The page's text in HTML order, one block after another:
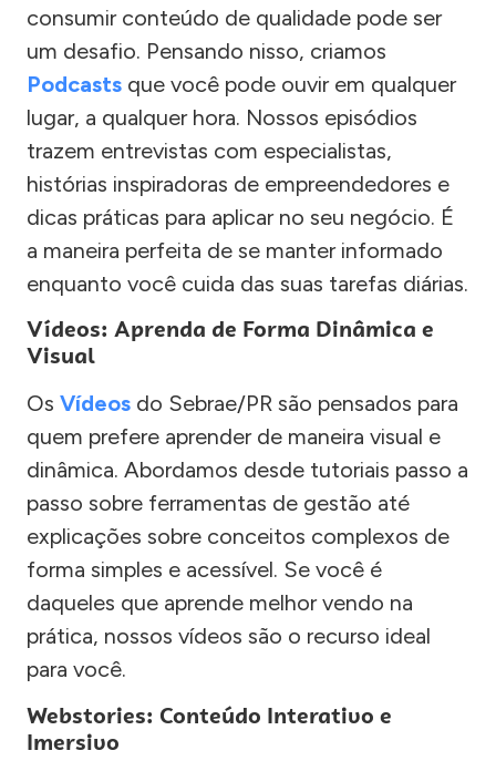
consumir conteúdo de qualidade pode ser
um desafio. Pensando nisso, criamos
Podcasts que você pode ouvir em qualquer
lugar, a qualquer hora. Nossos episódios
trazem entrevistas com especialistas,
histórias inspiradoras de empreendedores e
dicas práticas para aplicar no seu negócio. É
a maneira perfeita de se manter informado
enquanto você cuida das suas tarefas diárias.
Vídeos: Aprenda de Forma Dinâmica e
Visual
Os Vídeos do Sebrae/PR são pensados para
quem prefere aprender de maneira visual e
dinâmica. Abordamos desde tutoriais passo a
passo sobre ferramentas de gestão até
explicações sobre conceitos complexos de
forma simples e acessível. Se você é
daqueles que aprende melhor vendo na
prática, nossos vídeos são o recurso ideal
para você.
Webstories: Conteúdo Interativo e
Imersivo